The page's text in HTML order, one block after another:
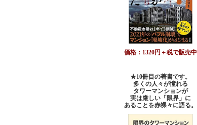
価格：1320円＋税で販売中
★10冊目の著書です。
多くの人々が憧れる
タワーマンションが
実は厳しい「限界」に
あることを赤裸々に語る。